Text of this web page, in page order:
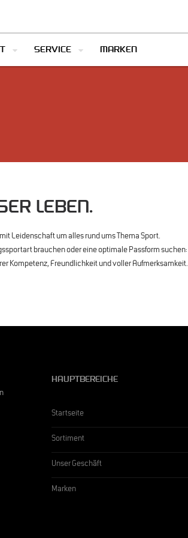
SERVICE MARKEN
LEBEN.
Leidenschaft um alles rund ums Thema Sport.
brauchen oder eine optimale Passform suchen:
Kompetenz, Freundlichkeit und voller Aufmerksamkeit.
HAUPTBEREICHE
Startseite
Sortiment
Unser Geschäft
Marken